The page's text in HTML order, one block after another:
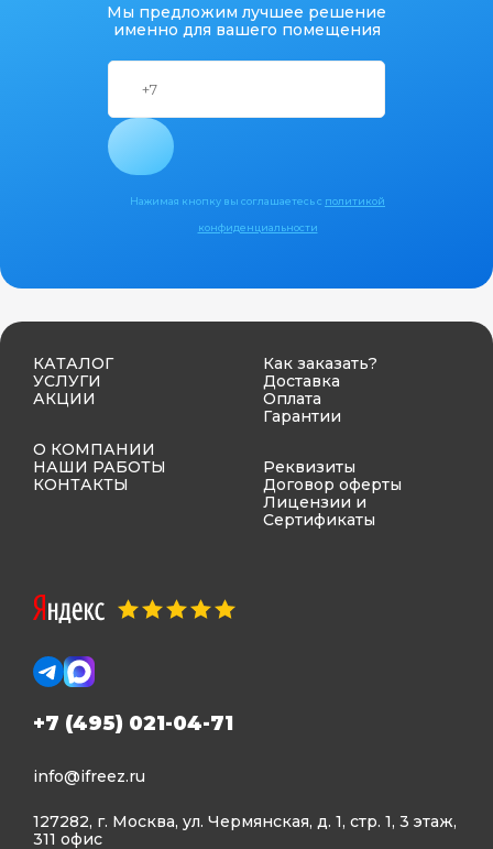
Мы предложим лучшее решение
именно для вашего помещения
Нажимая кнопку вы соглашаетесь с политикой
конфиденциальности
КАТАЛОГ
УСЛУГИ
АКЦИИ
О КОМПАНИИ
НАШИ РАБОТЫ
КОНТАКТЫ
Как заказать?
Доставка
Оплата
Гарантии
Реквизиты
Договор оферты
Лицензии и
Сертификаты
+7 (495) 021-04-71
info@ifreez.ru
127282, г. Москва, ул. Чермянская, д. 1, стр. 1, 3 этаж,
311 офис